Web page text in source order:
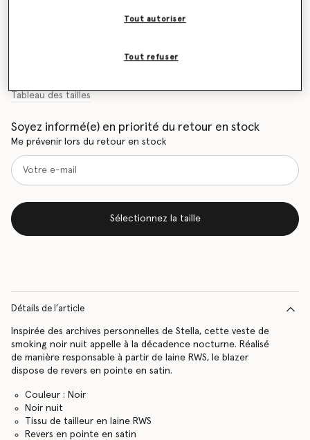
Sélectionnez la taille (Italian)
Tableau des tailles
Soyez informé(e) en priorité du retour en stock
Me prévenir lors du retour en stock
Sélectionnez la taille
Détails de l’article
Inspirée des archives personnelles de Stella, cette veste de
smoking noir nuit appelle à la décadence nocturne. Réalisé
de manière responsable à partir de laine RWS, le blazer
dispose de revers en pointe en satin.
Couleur : Noir
Noir nuit
Tissu de tailleur en laine RWS
Revers en pointe en satin
Tout refuser
Tout autoriser